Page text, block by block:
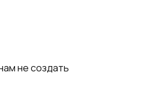
не создать